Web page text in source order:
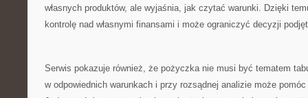
własnych produktów, ale wyjaśnia, jak czytać warunki. Dzięki
kontrolę nad własnymi finansami i może ograniczyć decyzji
Serwis pokazuje również, że pożyczka nie musi być tematem
w odpowiednich warunkach i przy rozsądnej analizie może pomóc